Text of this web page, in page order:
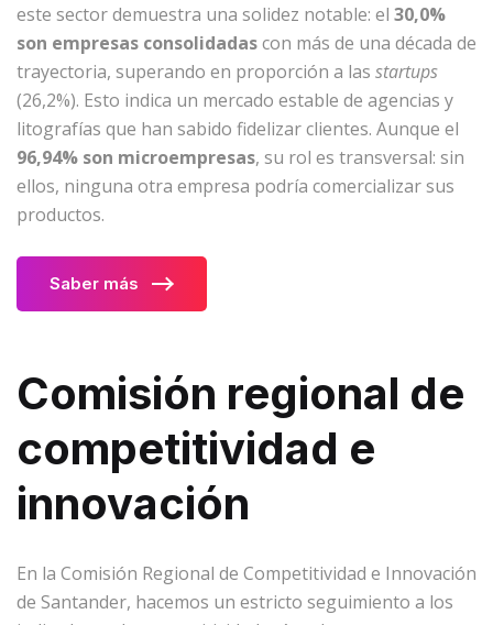
este sector demuestra una solidez notable: el 30,0%
son empresas consolidadascon más de una década de
trayectoria, superando en proporción a las startups
(26,2%). Esto indica un mercado estable de agencias y
litografías que han sabido fidelizar clientes. Aunque el
96,94% son microempresas, su rol es transversal: sin
ellos, ninguna otra empresa podría comercializar sus
productos.
Saber más
Comisión regional de
competitividad e
innovación
En la Comisión Regional de Competitividad e Innovación
de Santander, hacemos un estricto seguimiento a los